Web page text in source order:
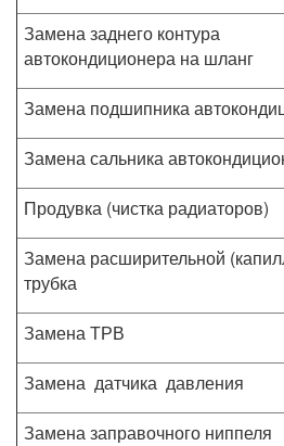
Замена заднего контура
автокондиционера на шланг
Замена подшипника
Замена сальника
Продувка (чистка радиаторов)
Замена расширительной
трубка
Замена ТРВ
Замена датчика давления
Замена заправочного ниппеля